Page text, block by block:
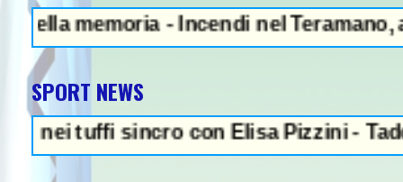
- Incendi nel Teramano,
SPORT NEWS
sincro con Elisa Pizzini -